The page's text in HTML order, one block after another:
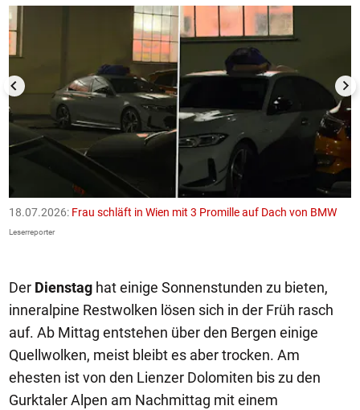
18.07.2026: Frau schläft in Wien mit 3 Promille auf Dach von BMW
Leserreporter
Der Dienstag hat einige Sonnenstunden zu bieten,
inneralpine Restwolken lösen sich in der Früh rasch
auf. Ab Mittag entstehen über den Bergen einige
Quellwolken, meist bleibt es aber trocken. Am
ehesten ist von den Lienzer Dolomiten bis zu den
Gurktaler Alpen am Nachmittag mit einem